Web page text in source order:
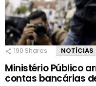
190 Shares NOTÍCIAS
Ministério Público
contas bancárias